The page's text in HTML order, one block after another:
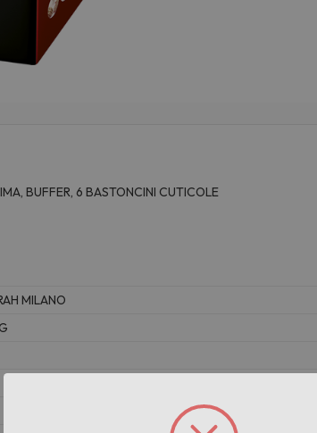
BUFFER, 6 BASTONCINI CUTICOLE
MILANO